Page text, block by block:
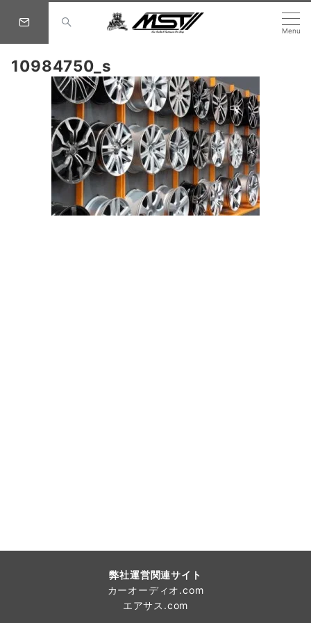
Menu
10984750_s
弊社運営関連サイト
カーオーディオ.com
エアサス.com